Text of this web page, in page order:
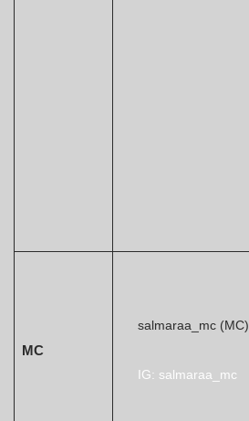
MC
salmaraa_mc (MC)
IG: salmaraa_mc